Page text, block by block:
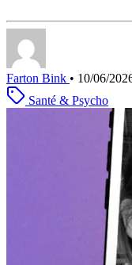
Farton Bink • 10/06/
Santé & Psycho